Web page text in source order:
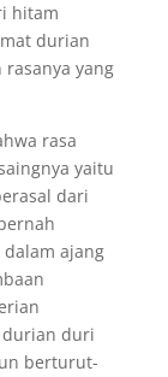
hitam
durian
yang
rasa
yaitu
dari
ajang
durian duri
berturut-